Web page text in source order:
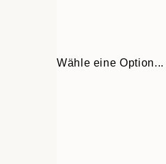
Wähle eine Option...